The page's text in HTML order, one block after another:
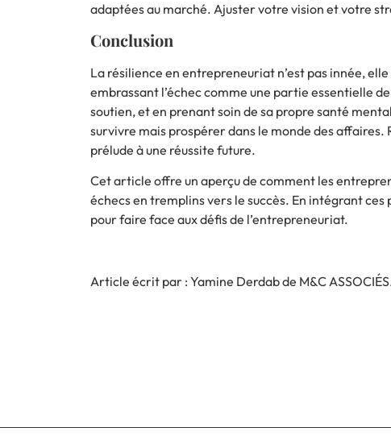
adaptées au marché. Ajuster votre vision et votre
Conclusion
La résilience en entrepreneuriat n’est pas innée,
embrassant l’échec comme une partie essentielle
soutien, et en prenant soin de sa propre santé
survivre mais prospérer dans le monde des
prélude à une réussite future.
Cet article offre un aperçu de comment les
échecs en tremplins vers le succès. En intégrant
pour faire face aux défis de l’entrepreneuriat.
Article écrit par : Yamine Derdab de M&C